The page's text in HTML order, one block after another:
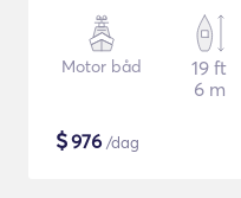
Motor båd
19 ft
6 m
$976 /dag